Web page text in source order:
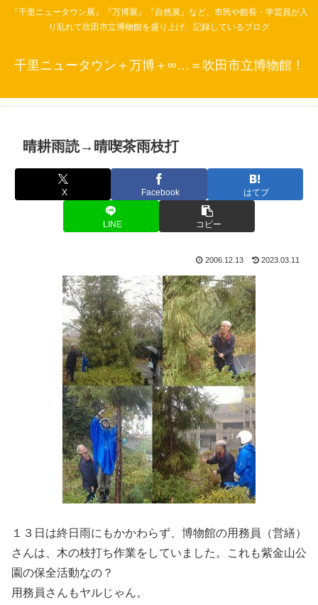
『千里ニュータウン展』『万博展』『自然展』など、市民や館長・学芸員が入
り乱れて吹田市立博物館を盛り上げ、記録しているブログ
千里ニュータウン＋万博＋∞…＝吹田市立博物館！
晴耕雨読→晴喫茶雨枝打
X Facebook はてブ
LINE コピー
2006.12.13 2023.03.11
１３日は終日雨にもかかわらず、博物館の用務員（営繕）
さんは、木の枝打ち作業をしていました。これも紫金山公
園の保全活動なの？
用務員さんもヤルじゃん。